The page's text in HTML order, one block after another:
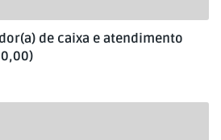
de caixa e atendimento